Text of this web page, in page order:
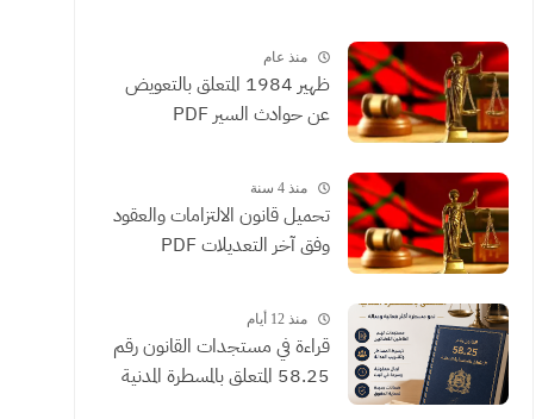
منذ عام
ظهير 1984 المتعلق بالتعويض
عن حوادث السير PDF
منذ 4 سنة
تحميل قانون الالتزامات والعقود
وفق آخر التعديلات PDF
منذ 12 أيام
​قراءة في مستجدات القانون رقم
58.25 المتعلق بالمسطرة المدنية